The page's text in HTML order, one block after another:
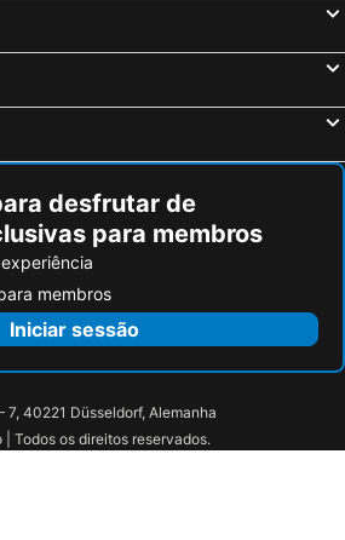
desfrutar de
para membros
membros
Iniciar sessão
7, 40221 Düsseldorf, Alemanha
Todos os direitos reservados.